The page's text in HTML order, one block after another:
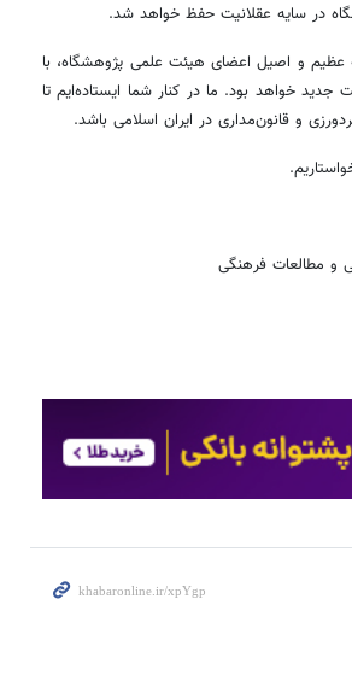
در سایه عقلانیت حفظ خواهد شد.
عظیم و اصیل اعضای هیئت علمی پژوهشگاه، با
خواهد بود. ما در کنار شما ایستاده‌ایم تا
و قانون‌مداری در ایران اسلامی باشد.
و مطالعات فرهنگی